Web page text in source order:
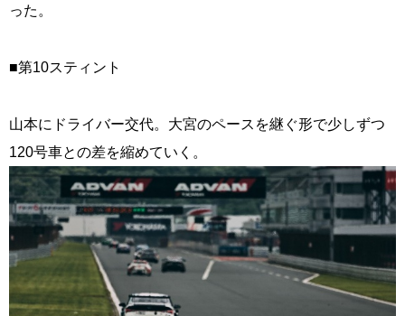
った。
■第10スティント
山本にドライバー交代。大宮のペースを継ぐ形で少しずつ
120号車との差を縮めていく。